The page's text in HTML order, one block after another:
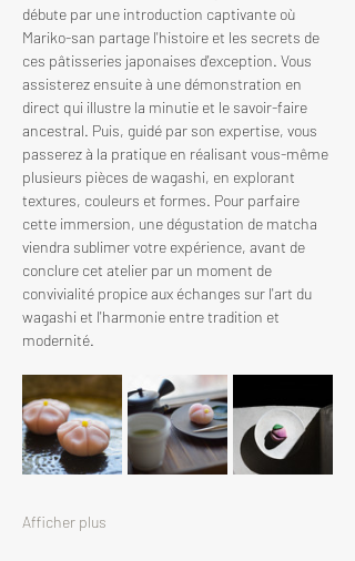
débute par une introduction captivante où
Mariko-san partage l'histoire et les secrets de
ces pâtisseries japonaises d'exception. Vous
assisterez ensuite à une démonstration en
direct qui illustre la minutie et le savoir-faire
ancestral. Puis, guidé par son expertise, vous
passerez à la pratique en réalisant vous-même
plusieurs pièces de wagashi, en explorant
textures, couleurs et formes. Pour parfaire
cette immersion, une dégustation de matcha
viendra sublimer votre expérience, avant de
conclure cet atelier par un moment de
convivialité propice aux échanges sur l'art du
wagashi et l'harmonie entre tradition et
modernité.
Afficher plus